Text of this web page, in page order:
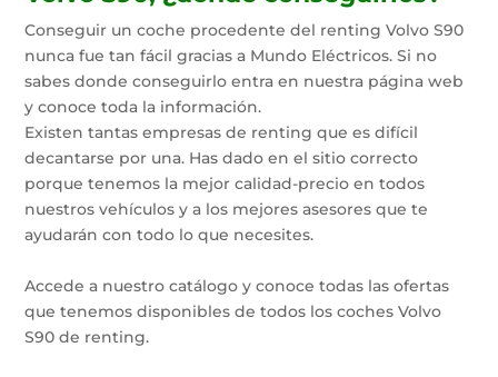
Conseguir un coche procedente del renting Volvo S90
nunca fue tan fácil gracias a Mundo Eléctricos. Si no
sabes donde conseguirlo entra en nuestra página web
y conoce toda la información.
Existen tantas empresas de renting que es difícil
decantarse por una. Has dado en el sitio correcto
porque tenemos la mejor calidad-precio en todos
nuestros vehículos y a los mejores asesores que te
ayudarán con todo lo que necesites.
Accede a nuestro catálogo y conoce todas las ofertas
que tenemos disponibles de todos los coches Volvo
S90 de renting.